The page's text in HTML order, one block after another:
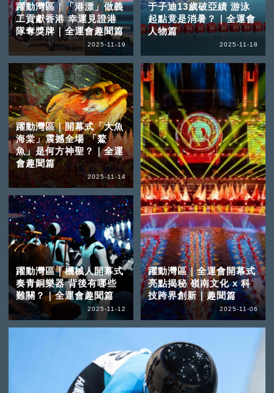
躍動灣區｜「港漂」做義
工貢獻香港 幸運見證港
隊奪獎牌｜全運會趣聞篇
2025-11-19
于子迪13歲破亞績 游泳
起點竟是消暑？｜全運會
人物篇
2025-11-18
躍動灣區｜開幕式「大魚
海棠」震撼全場 「鰲
魚」是何方神聖？｜全運
會趣聞篇
2025-11-14
躍動灣區｜機械人開幕式
奏青銅樂器 背後有哪些
難關？｜全運會趣聞篇
2025-11-12
躍動灣區｜全運會開幕式
亮點揭秘 嶺南文化 x 科
技跨界創新｜趣聞篇
2025-11-06